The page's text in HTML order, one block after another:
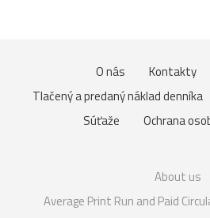
O nás Kontakty
Tlačený a predaný náklad denníka
Súťaže
Ochrana
About us
Average Print Run and Paid